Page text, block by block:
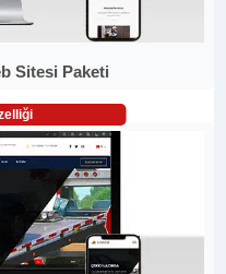
Sitesi Paketi